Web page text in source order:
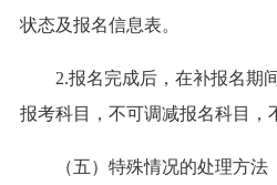
状态及报名信息表。
2.报名完成后，在补报名期
报考科目，不可调减报名科目，
（五）特殊情况的处理方法